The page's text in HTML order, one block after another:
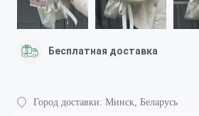
Бесплатная доставка
Город доставки: Минск, Беларусь